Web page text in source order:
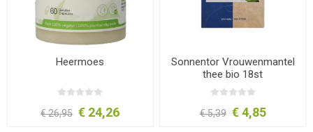
Heermoes
€ 26,95 € 24,26
Sonnentor Vrouwenmantel
thee bio 18st
€ 5,39 € 4,85